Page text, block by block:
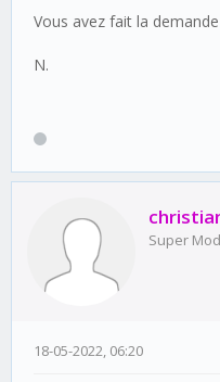
Vous avez fait la
N.
Super
18-05-2022, 06:20